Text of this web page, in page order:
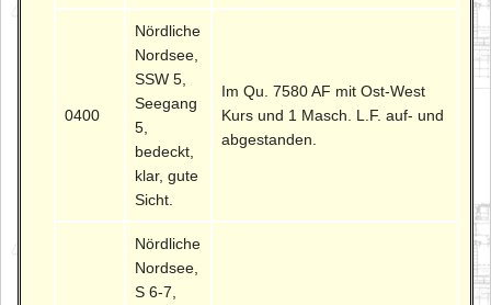
0400
Nördliche
Nordsee,
SSW 5,
Seegang
5,
bedeckt,
klar, gute
Sicht.
Im Qu. 7580 AF mit Ost-West
Kurs und 1 Masch. L.F. auf- und
abgestanden.
Nördliche
Nordsee,
S 6-7,